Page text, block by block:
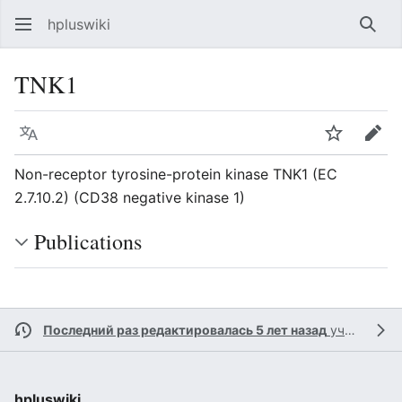
hpluswiki
TNK1
Язык Следить
Non-receptor tyrosine-protein kinase TNK1 (EC
2.7.10.2) (CD38 negative kinase 1)
Publications
Последний раз редактировалась 5 лет назад участником